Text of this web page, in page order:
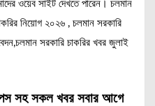
ওয়েব সাইট দেখতে পারেন। চলমান
নিয়োগ ২০২৬ , চলমান সরকারি
সরকারি চাকরির খবর জুলাই
সহ সকল খবর সবার আগে